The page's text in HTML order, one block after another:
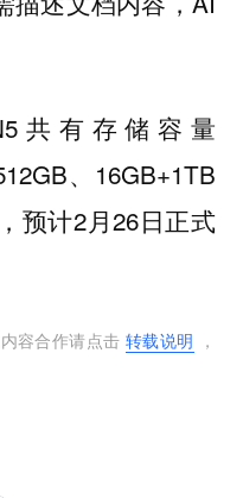
共有存储容量
、16GB+1TB
预计2月26日正式
容合作请点击 转载说明 ，